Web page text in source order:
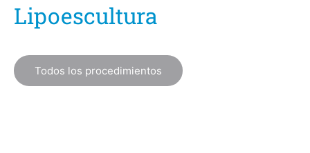
Lipoescultura
Todos los procedimientos